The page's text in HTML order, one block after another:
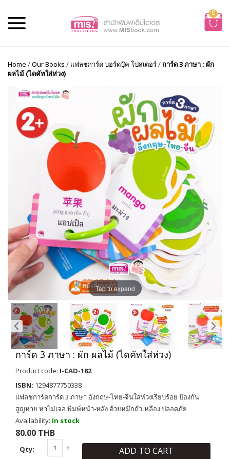
0
Home /Our Books / แฟลชการ์ด บอร์ดบุ๊ค โปสเตอร์/การ์ด 3 ภาษา : ผัก
ผลไม้ (ไดคัทใส่ห่วง)
Tap to expand
การ์ด 3 ภาษา : ผัก ผลไม้ (ไดคัทใส่ห่วง)
Product code: I-CAD-182
ISBN: 1294877750338
แฟลชการ์ดการ์ด 3 ภาษา อังกฤษ-ไทย-จีนใส่ห่วงเรียบร้อย ป้องกัน
สูญหาย หาไม่เจอ พิมพ์หน้า-หลัง ด้วยหมึกถั่วเหลือง ปลอดภัย
Availability: In stock
80.00 THB
Qty: ADD TO CART